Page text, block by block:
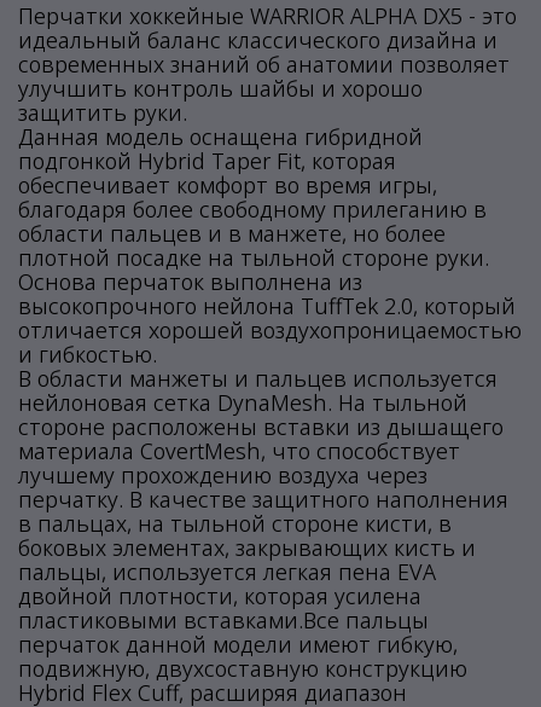
Перчатки хоккейные WARRIOR ALPHA DX5 - это
идеальный баланс классического дизайна и
современных знаний об анатомии позволяет
улучшить контроль шайбы и хорошо
защитить руки.
Данная модель оснащена гибридной
подгонкой Hybrid Taper Fit, которая
обеспечивает комфорт во время игры,
благодаря более свободному прилеганию в
области пальцев и в манжете, но более
плотной посадке на тыльной стороне руки.
Основа перчаток выполнена из
высокопрочного нейлона TuffTek 2.0, который
отличается хорошей воздухопроницаемостью
и гибкостью.
В области манжеты и пальцев используется
нейлоновая сетка DynaMesh. На тыльной
стороне расположены вставки из дышащего
материала CovertMesh, что способствует
лучшему прохождению воздуха через
перчатку. В качестве защитного наполнения
в пальцах, на тыльной стороне кисти, в
боковых элементах, закрывающих кисть и
пальцы, используется легкая пена EVA
двойной плотности, которая усилена
пластиковыми вставками.Все пальцы
перчаток данной модели имеют гибкую,
подвижную, двухсоставную конструкцию
Hybrid Flex Cuff, расширяя диапазон